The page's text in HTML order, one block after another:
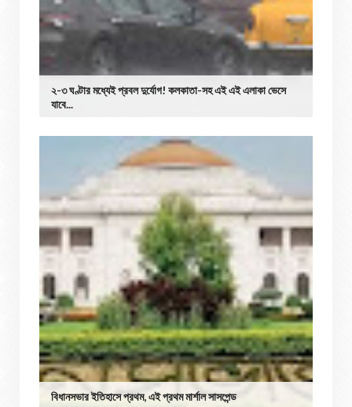
২-৩ ঘণ্টার মধ্যেই প্রবল দুর্যোগ! কলকাতা-সহ এই এই এলাকা ভেসে
যাবে...
বিধানসভার ইতিহাসে প্রথম, এই প্রথম মার্শাল সাসপেন্ড